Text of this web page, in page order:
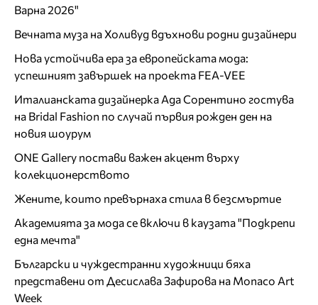
Варна 2026"
Вечната муза на Холивуд вдъхнови родни дизайнери
Нова устойчива ера за европейската мода:
успешният завършек на проекта FEA-VEE
Италианската дизайнерка Ада Сорентино гостува
на Bridal Fashion по случай първия рожден ден на
новия шоурум
ONE Gallery постави важен акцент върху
колекционерството
Жените, които превърнаха стила в безсмъртие
Академията за мода се включи в каузата "Подкрепи
една мечта"
Български и чуждестранни художници бяха
представени от Десислава Зафирова на Monaco Art
Week